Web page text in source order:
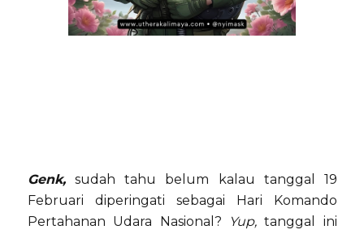
Genk, sudah tahu belum kalau tanggal 19
Februari diperingati sebagai Hari Komando
Pertahanan Udara Nasional?
Yup, tanggal ini